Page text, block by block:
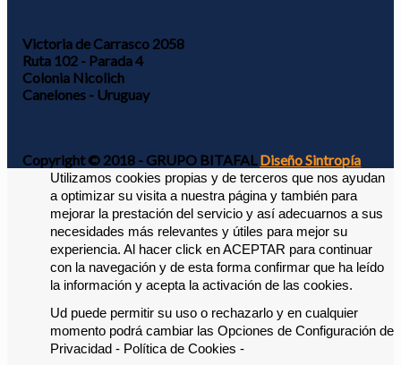
Victoria de Carrasco 2058
Ruta 102 - Parada 4
Colonia Nicolich
Canelones - Uruguay
Copyright © 2018 - GRUPO BITAFALDiseño Sintropía
Utilizamos cookies propias y de terceros que nos ayudan
a optimizar su visita a nuestra página y también para
mejorar la prestación del servicio y así adecuarnos a sus
necesidades más relevantes y útiles para mejor su
experiencia. Al hacer click en ACEPTAR para continuar
con la navegación y de esta forma confirmar que ha leído
la información y acepta la activación de las cookies.
Ud puede permitir su uso o rechazarlo y en cualquier
momento podrá cambiar las Opciones de Configuración de
Privacidad - Política de Cookies -